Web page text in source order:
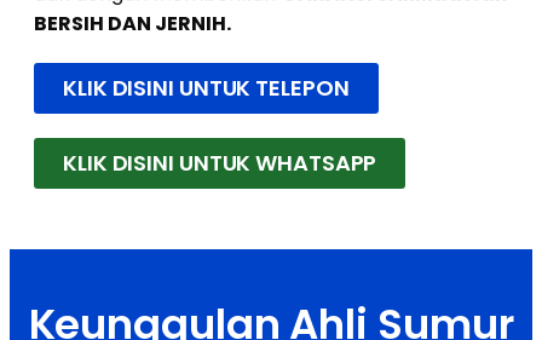
BERSIH DAN JERNIH.
KLIK DISINI UNTUK TELEPON
KLIK DISINI UNTUK WHATSAPP
Keunggulan Ahli Sumur